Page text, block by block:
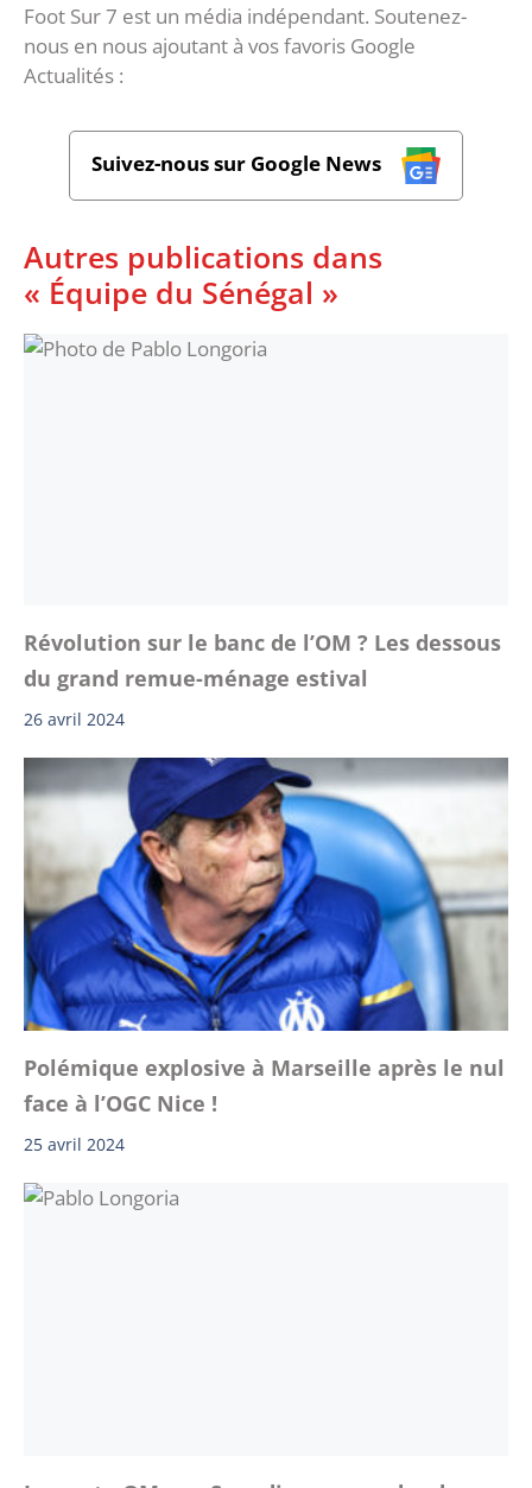
Foot Sur 7 est un média indépendant. Soutenez-
nous en nous ajoutant à vos favoris Google
Actualités :
Suivez-nous sur Google News
Autres publications dans
« Équipe du Sénégal »
Révolution sur le banc de l’OM ? Les dessous
du grand remue-ménage estival
26 avril 2024
Polémique explosive à Marseille après le nul
face à l’OGC Nice !
25 avril 2024